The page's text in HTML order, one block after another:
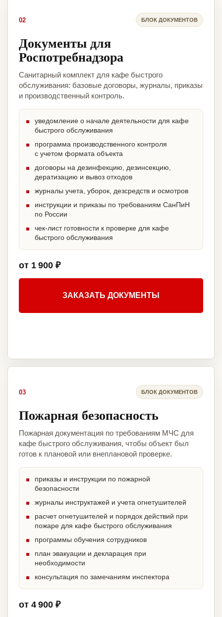
02 БЛОК ДОКУМЕНТОВ
Документы для
Роспотребнадзора
Санитарный комплект для кафе быстрого
обслуживания: базовые договоры, журналы, приказы
и производственный контроль.
уведомление о начале деятельности для кафе
быстрого обслуживания
программа производственного контроля
с учетом формата объекта
договоры на дезинфекцию, дезинсекцию,
дератизацию и вывоз отходов
журналы учета, уборок, дезсредств и осмотров
инструкции и приказы по требованиям СанПиН
по России
чек-лист готовности к проверке для кафе
быстрого обслуживания
от 1 900 ₽
ЗАКАЗАТЬ ДОКУМЕНТЫ
03 БЛОК ДОКУМЕНТОВ
Пожарная безопасность
Пожарная документация по требованиям МЧС для
кафе быстрого обслуживания, чтобы объект был
готов к плановой или внеплановой проверке.
приказы и инструкции по пожарной
безопасности
журналы инструктажей и учета огнетушителей
расчет огнетушителей и порядок действий при
пожаре для кафе быстрого обслуживания
программы обучения сотрудников
план эвакуации и декларация при
необходимости
консультация по замечаниям инспектора
от 4 900 ₽